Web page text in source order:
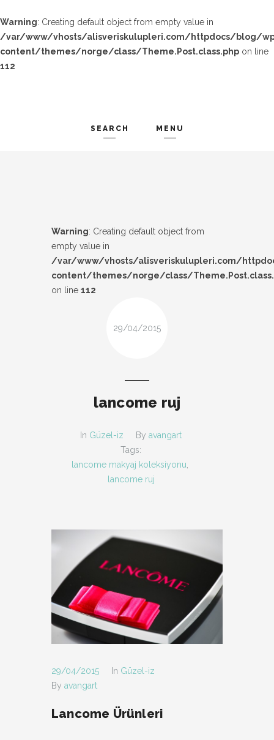
Warning: Creating default object from empty value in
/var/www/vhosts/alisveriskulupleri.com/httpdocs/blog/
content/themes/norge/class/Theme.Post.class.php on line
112
SEARCH MENU
Warning: Creating default object from
empty value in
/var/www/vhosts/alisveriskulupleri.com/
content/themes/norge/class/
on line 112
29/04/2015
lancome ruj
In Güzel-iz By avangart
Tags:
lancome makyaj koleksiyonu
lancome ruj
29/04/2015 In Güzel-iz
By avangart
Lancome Ürünleri